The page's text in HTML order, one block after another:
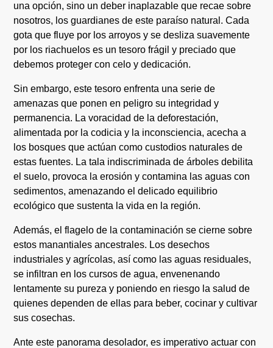
una opción, sino un deber inaplazable que recae sobre
nosotros, los guardianes de este paraíso natural. Cada
gota que fluye por los arroyos y se desliza suavemente
por los riachuelos es un tesoro frágil y preciado que
debemos proteger con celo y dedicación.
Sin embargo, este tesoro enfrenta una serie de
amenazas que ponen en peligro su integridad y
permanencia. La voracidad de la deforestación,
alimentada por la codicia y la inconsciencia, acecha a
los bosques que actúan como custodios naturales de
estas fuentes. La tala indiscriminada de árboles debilita
el suelo, provoca la erosión y contamina las aguas con
sedimentos, amenazando el delicado equilibrio
ecológico que sustenta la vida en la región.
Además, el flagelo de la contaminación se cierne sobre
estos manantiales ancestrales. Los desechos
industriales y agrícolas, así como las aguas residuales,
se infiltran en los cursos de agua, envenenando
lentamente su pureza y poniendo en riesgo la salud de
quienes dependen de ellas para beber, cocinar y cultivar
sus cosechas.
Ante este panorama desolador, es imperativo actuar con